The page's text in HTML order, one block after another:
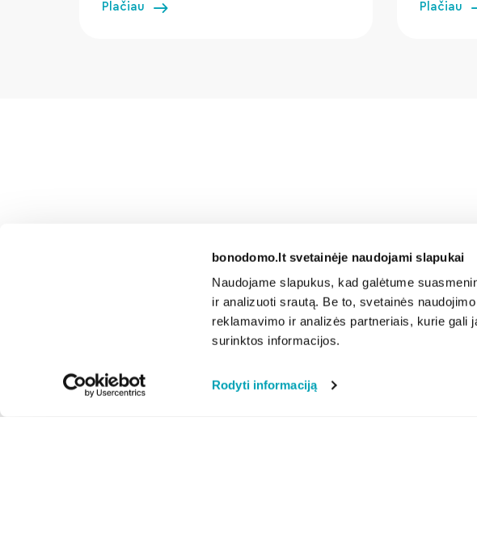
bonodomo.lt svetainėje naudojami slapukai
Naudojame slapukus, kad galėtume
ir analizuoti srautą. Be to, svetainės
reklamavimo ir analizės partneriais, kurie gali
surinktos informacijos.
Rodyti informaciją
Plačiau Plačiau